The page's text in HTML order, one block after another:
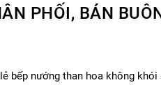
PHỐI, BÁN
bếp nướng than hoa không